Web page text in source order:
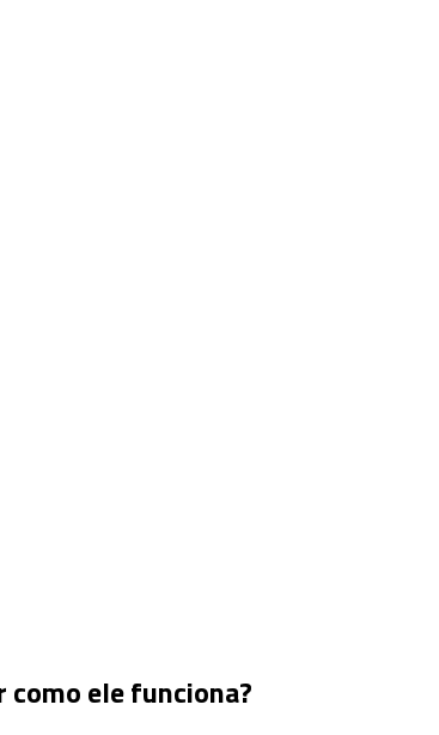
como ele funciona?